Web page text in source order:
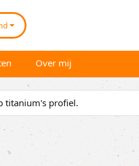
Over mij
titanium's profiel.